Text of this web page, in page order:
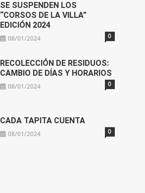
SE SUSPENDEN LOS
“CORSOS DE LA VILLA”
EDICIÓN 2024
08/01/2024 0
RECOLECCIÓN DE RESIDUOS:
CAMBIO DE DÍAS Y HORARIOS
08/01/2024 0
CADA TAPITA CUENTA
08/01/2024 0